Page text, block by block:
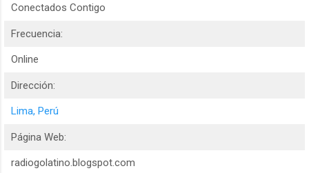
Conectados Contigo
Frecuencia:
Online
Dirección:
Lima, Perú
Página Web:
radiogolatino.blogspot.com